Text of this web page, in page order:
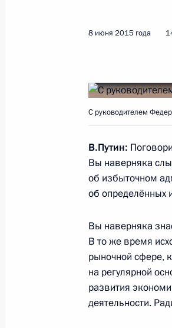
министров
10 июня 2015 года,
Переговоры с
Ренци
Открытие Дня
«ЭКСПО-2015»
8 июня 2015 года
С руководителем
В.Путин:
Вы наверняка
об избыточном
об определённых
Вы наверняка
В то же время
рыночной сфере,
на регулярной
развития
деятельности.